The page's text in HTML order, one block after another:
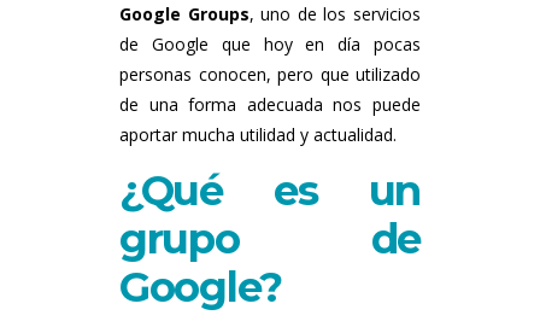
Google Groups, uno de los servicios
de Google que hoy en día pocas
personas conocen, pero que utilizado
de una forma adecuada nos puede
aportar mucha utilidad y actualidad.
¿Qué es un
grupo de
Google?